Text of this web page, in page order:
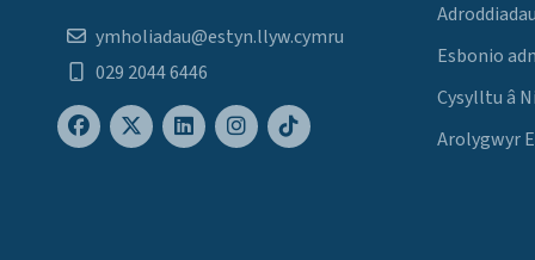
ymholiadau@estyn.llyw.cymru
029 2044 6446
Esbonio
Cysylltu â Ni
Arolygwyr